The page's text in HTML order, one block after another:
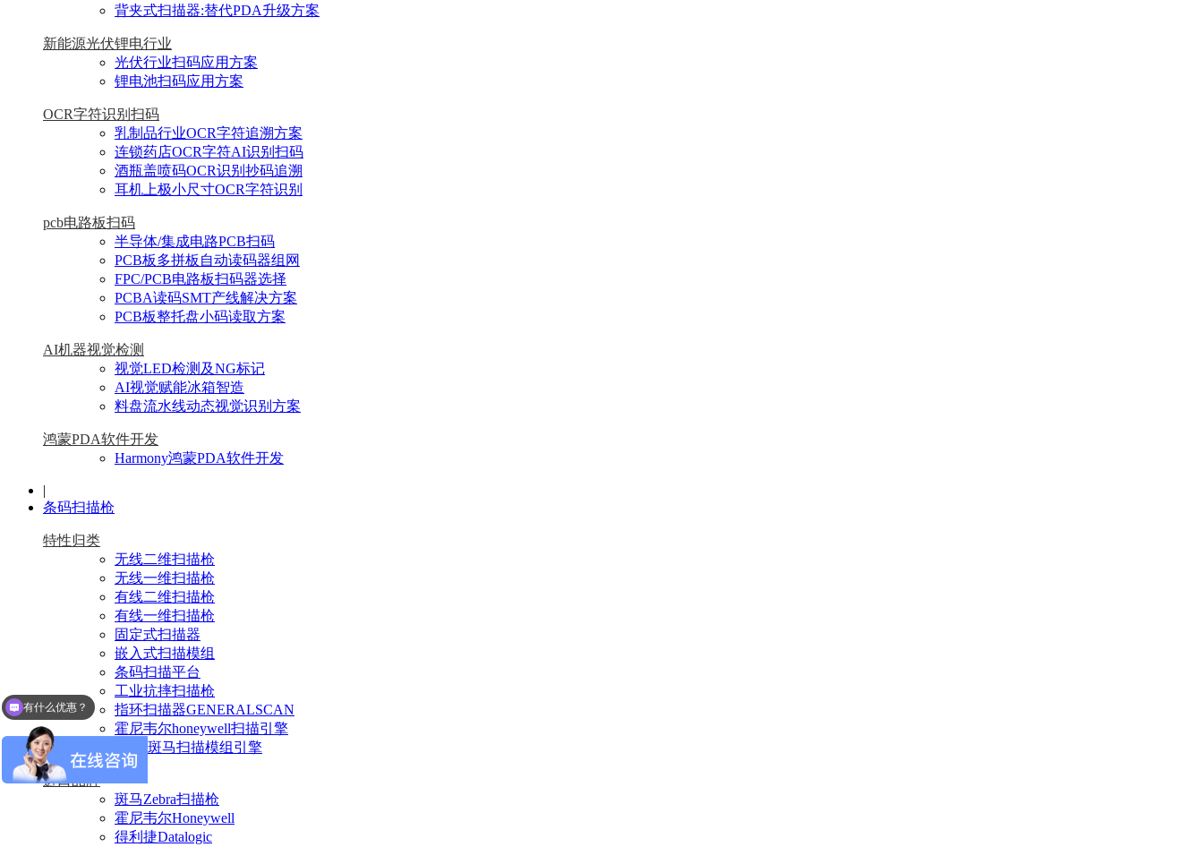
背夹式扫描器:替代PDA升级方案
新能源光伏锂电行业
光伏行业扫码应用方案
锂电池扫码应用方案
OCR字符识别扫码
乳制品行业OCR字符追溯方案
连锁药店OCR字符AI识别扫码
酒瓶盖喷码OCR识别抄码追溯
耳机上极小尺寸OCR字符识别
pcb电路板扫码
半导体/集成电路PCB扫码
PCB板多拼板自动读码器组网
FPC/PCB电路板扫码器选择
PCBA读码SMT产线解决方案
PCB板整托盘小码读取方案
AI机器视觉检测
视觉LED检测及NG标记
AI视觉赋能冰箱智造
料盘流水线动态视觉识别方案
鸿蒙PDA软件开发
Harmony鸿蒙PDA软件开发
|
条码扫描枪
特性归类
无线二维扫描枪
无线一维扫描枪
有线二维扫描枪
有线一维扫描枪
固定式扫描器
嵌入式扫描模组
条码扫描平台
工业抗摔扫描枪
指环扫描器GENERALSCAN
霍尼韦尔honeywell扫描引擎
Zebra斑马扫描模组引擎
进口品牌
斑马Zebra扫描枪
霍尼韦尔Honeywell
得利捷Datalogic
有什么优惠？